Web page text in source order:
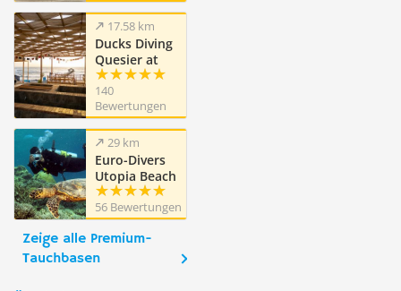
17.58 km
Ducks Diving
Quesier at
Rohanou
Beach Resort
140
Bewertungen
29 km
Euro-Divers
Utopia Beach
Club
56 Bewertungen
Zeige alle Premium-
Tauchbasen